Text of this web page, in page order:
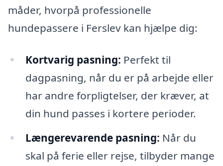
måder, hvorpå professionelle
hundepassere i Ferslev kan hjælpe dig:
Kortvarig pasning: Perfekt til
dagpasning, når du er på arbejde eller
har andre forpligtelser, der kræver, at
din hund passes i kortere perioder.
Længerevarende pasning: Når du
skal på ferie eller rejse, tilbyder mange